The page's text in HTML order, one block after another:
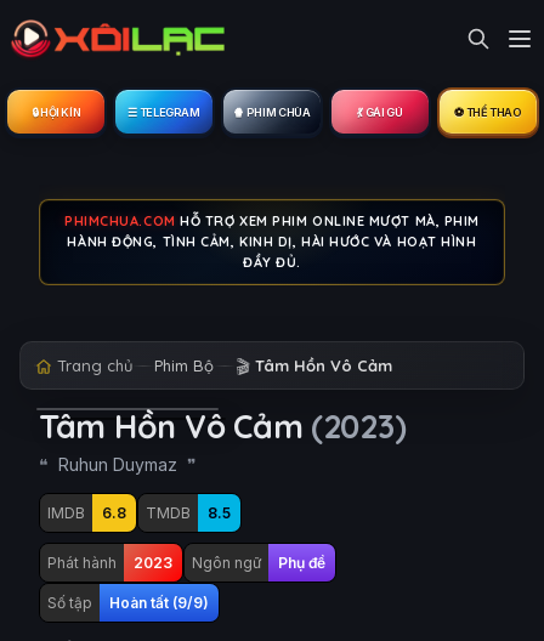
🔒︎ HỘI KÍN ☰ TELEGRAM 🍿 PHIM CHÙA 💃 GÁI GÚ ⚽ THỂ THAO
PHIMCHUA.COM HỖ TRỢ XEM PHIM ONLINE MƯỢT MÀ, PHIM
HÀNH ĐỘNG, TÌNH CẢM, KINH DỊ, HÀI HƯỚC VÀ HOẠT HÌNH
ĐẦY ĐỦ.
Trang chủ Phim Bộ 🎬 Tâm Hồn Vô Cảm
Tâm Hồn Vô Cảm (2023)
Ruhun Duymaz
IMDB 6.8 TMDB 8.5
Phát hành 2023 Ngôn ngữ Phụ đề
Số tập Hoàn tất (9/9)